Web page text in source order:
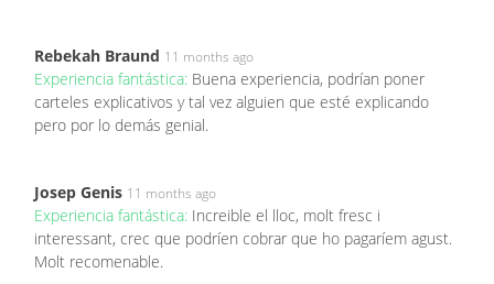
Rebekah Braund 11 months ago
Experiencia fantástica: Buena experiencia, podrían poner
carteles explicativos y tal vez alguien que esté explicando
pero por lo demás genial.
Josep Genis 11 months ago
Experiencia fantástica: Increible el lloc, molt fresc i
interessant, crec que podríen cobrar que ho pagaríem agust.
Molt recomenable.